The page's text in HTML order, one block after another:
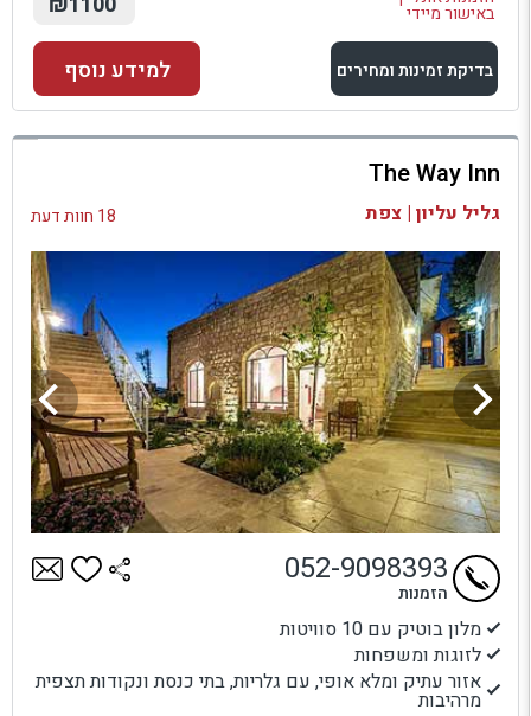
באישור מיידי
בדיקת זמינות ומחירים
למתחם זה
בדיקת זמינות ומחירים
למידע נוסף
The Way Inn
גליל עליון | צפת 18 חוות דעת
מלון בוטיק עם 10 סוויטות
לזוגות ומשפחות
אזור עתיק ומלא אופי, עם גלריות, בתי כנסת ונקודות תצפית
מרהיבות
052-9098393
הזמנות